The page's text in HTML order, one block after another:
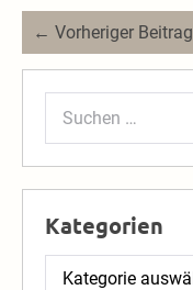
Beitragsnavigation
← Vorheriger Beitrag
Suchen
Kategorien
Kategorien